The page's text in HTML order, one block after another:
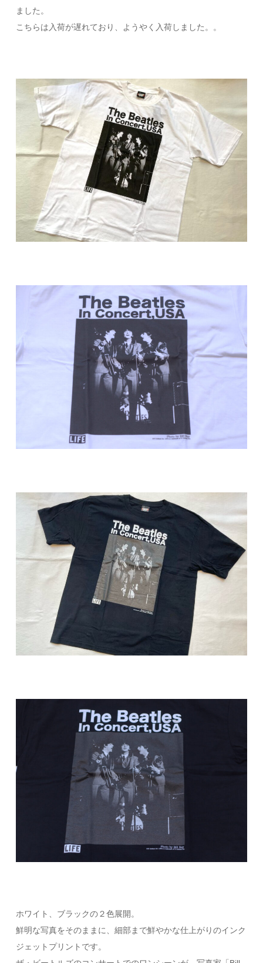
ました。
こちらは入荷が遅れており、ようやく入荷しました。。
ホワイト、ブラックの２色展開。
鮮明な写真をそのままに、細部まで鮮やかな仕上がりのインク
ジェットプリントです。